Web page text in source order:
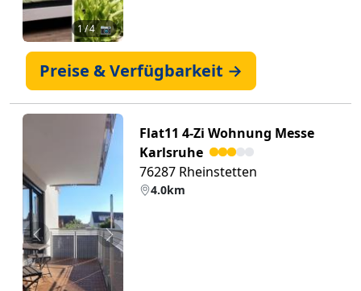
1/ 4 📷
Preise & Verfügbarkeit →
Zurück Weiter
Flat11 4-Zi Wohnung Messe
Karlsruhe
76287 Rheinstetten
4.0km